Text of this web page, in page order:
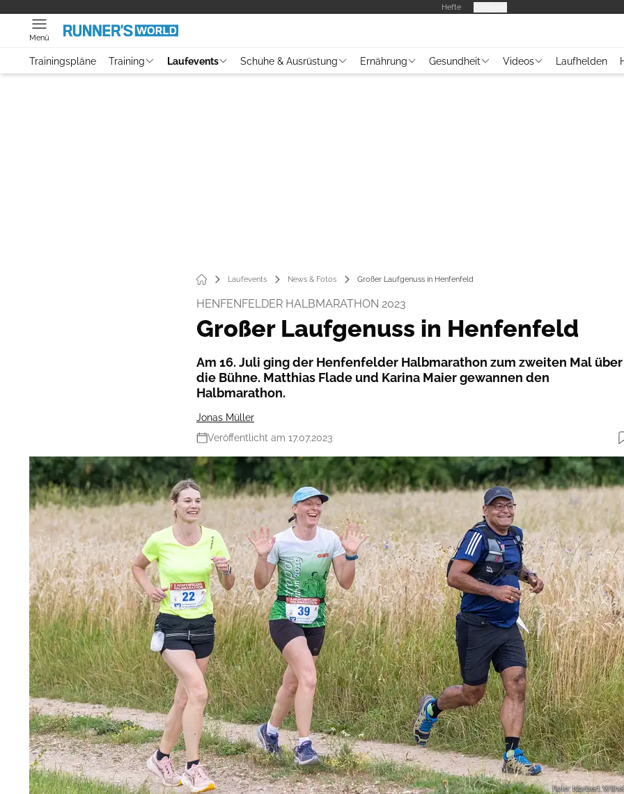
Hefte
Menü
Trainingspläne Training Laufevents Schuhe & Ausrüstung Ernährung Gesundheit Videos Laufhelden
Laufevents News & Fotos Großer Laufgenuss in Henfenfeld
HENFENFELDER HALBMARATHON 2023
Großer Laufgenuss in Henfenfeld
Am 16. Juli ging der Henfenfelder Halbmarathon zum zweiten Mal über
die Bühne. Matthias Flade und Karina Maier gewannen den
Halbmarathon.
Jonas Müller
Veröffentlicht am 17.07.2023
Foto: Norbert